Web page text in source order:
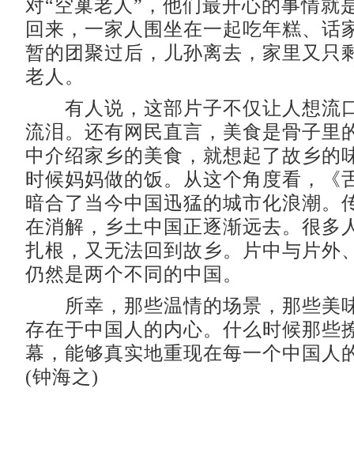
对“空巢老人”，他们最开心的事情就
回来，一家人围坐在一起吃年糕、话
暂的团聚过后，儿孙离去，家里又只
老人。
有人说，这部片子不仅让人想流
流泪。还有网民直言，美食是骨子里
中介绍家乡的美食，就想起了故乡的
时候妈妈做的饭。从这个角度看，《
暗合了当今中国迅猛的城市化浪潮。
在消解，乡土中国正逐渐远去。很多
扎根，又无法回到故乡。片中与片外
仍然是两个不同的中国。
所幸，那些温情的场景，那些美
存在于中国人的内心。什么时候那些
幕，能够真实地重现在每一个中国人
(钟海之)